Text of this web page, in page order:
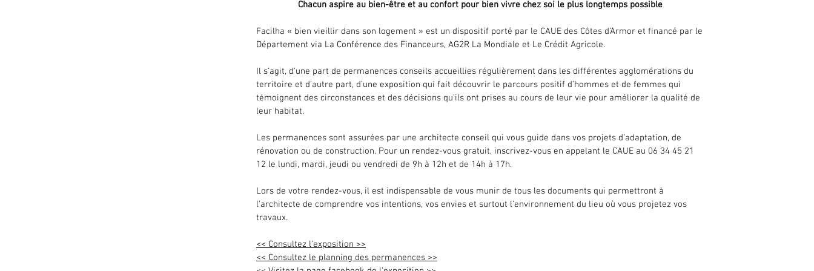
Chacun aspire au bien-être et au confort pour bien vivre chez soi le plus longtemps possible
Facilha « bien vieillir dans son logement » est un dispositif porté par le CAUE des Côtes d’Armor et financé par le
Département via La Conférence des Financeurs, AG2R La Mondiale et Le Crédit Agricole.
Il s’agit, d’une part de permanences conseils accueillies régulièrement dans les différentes agglomérations du
territoire et d’autre part, d’une exposition qui fait découvrir le parcours positif d’hommes et de femmes qui
témoignent des circonstances et des décisions qu’ils ont prises au cours de leur vie pour améliorer la qualité de
leur habitat.
Les permanences sont assurées par une architecte conseil qui vous guide dans vos projets d’adaptation, de
rénovation ou de construction. Pour un rendez-vous gratuit, inscrivez-vous en appelant le CAUE au 06 34 45 21
12 le lundi, mardi, jeudi ou vendredi de 9h à 12h et de 14h à 17h.
Lors de votre rendez-vous, il est indispensable de vous munir de tous les documents qui permettront à
l’architecte de comprendre vos intentions, vos envies et surtout l’environnement du lieu où vous projetez vos
travaux.
<< Consultez l'exposition >>
<< Consultez le planning des permanences >>